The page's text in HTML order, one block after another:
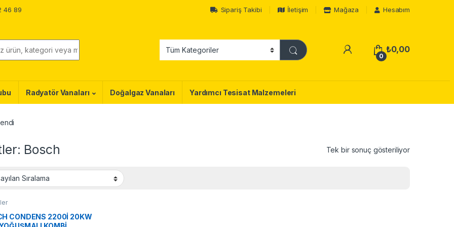
46 89 Sipariş Takibi İletişim Mağaza Hesabım
0
₺0,00
Radyatör Vanaları Doğalgaz Vanaları Yardımcı Tesisat Malzemeleri
Bosch Tek bir sonuç gösteriliyor
CONDENS 2200İ 20KW